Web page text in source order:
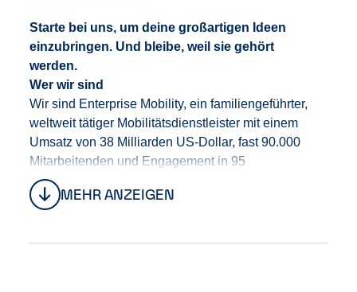
MEHR ANZEIGEN
Starte bei uns, um deine großartigen Ideen
einzubringen. Und bleibe, weil sie gehört
werden.
Wer wir sind
Wir sind Enterprise Mobility,ein familiengeführter,
weltweit tätiger Mobilitätsdienstleister mit einem
Umsatz von 38 Milliarden US-Dollar, fast 90.000
Mitarbeitenden und Engagement in 95
Ländern.
bauen wirdas Unternehmen